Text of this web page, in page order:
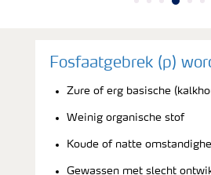
Fosfaatgebrek (p)
Zure of erg basische
Weinig organische stof
Koude of natte
Gewassen met slecht